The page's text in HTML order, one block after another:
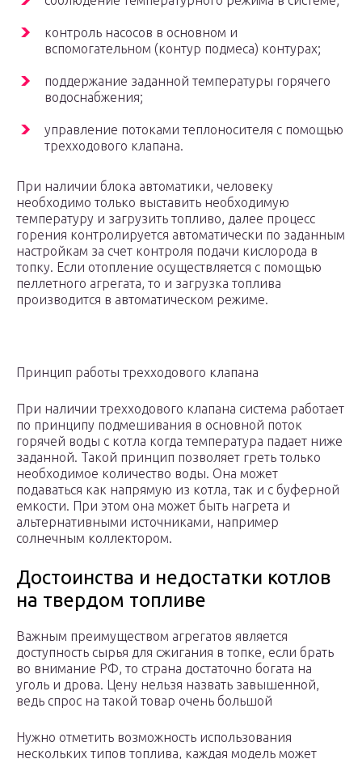
контроль насосов в основном и
вспомогательном (контур подмеса) контурах;
поддержание заданной температуры горячего
водоснабжения;
управление потоками теплоносителя с помощью
трехходового клапана.
При наличии блока автоматики, человеку
необходимо только выставить необходимую
температуру и загрузить топливо, далее процесс
горения контролируется автоматически по заданным
настройкам за счет контроля подачи кислорода в
топку. Если отопление осуществляется с помощью
пеллетного агрегата, то и загрузка топлива
производится в автоматическом режиме.
Принцип работы трехходового клапана
При наличии трехходового клапана система работает
по принципу подмешивания в основной поток
горячей воды с котла когда температура падает ниже
заданной. Такой принцип позволяет греть только
необходимое количество воды. Она может
подаваться как напрямую из котла, так и с буферной
емкости. При этом она может быть нагрета и
альтернативными источниками, например
солнечным коллектором.
Достоинства и недостатки котлов
на твердом топливе
Важным преимуществом агрегатов является
доступность сырья для сжигания в топке, если брать
во внимание РФ, то страна достаточно богата на
уголь и дрова. Цену нельзя назвать завышенной,
ведь спрос на такой товар очень большой
Нужно отметить возможность использования
нескольких типов топлива, каждая модель может